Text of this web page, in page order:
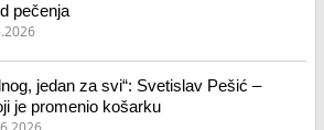
pečenja
jedan za svi“: Svetislav Pešić –
je promenio košarku